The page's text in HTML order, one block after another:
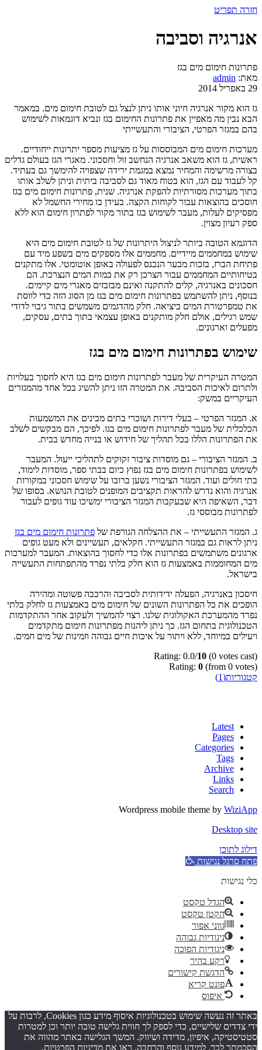
חזרה תפריט
אנרגיה וסביבה
פתרונות חימום מים בגז
מאת: admin
29 באפריל 2014
גז הוא מקור אנרגיה חיוני אותו ניתן לנצל גם לטובת חימום מים. במאמר
הבא נבין מה מאפיין את פתרונות החימום בגז ונביא דוגמאות לשימוש
בהם במגזר הפרטי, הציבורי והתעשייתי
מערכות חימום מים המבוססות על גז מציעות מספר יתרונות ייחודיים.
ראשית, גז הוא משאב אנרגיה הנחשב זול וחסכוני. מאגרי הגז בעולם גדלים
בצורה מרשימה והמחיר נמצא במגמת ירידה שצפויה להימשך גם בעתיד.
קל לעבוד עם הגז, הוא בטוח מאוד גם לסביבה ביתית וניתן לשלב אותו
בתוך מערכות מסורתיות להפקת אנרגיה. שנית, פתרונות חימום מים בגז
חוסכים בהוצאות עבור לקוחות הקצה. בעידן בו מחירי החשמל לא
מפסיקים לעלות, מעבר לשימוש בגז בתור מקור לפתרון חימום הוא ללא
ספק רעיון מצוין.
הדוגמא הטובה ביותר לניצול היתרונות של גז לטובת חימום מים היא
שימוש במחממים מיידיים. מחממים אלו מספקים מים בשפע מיד עם
פתיחת הברז, בזכות מבער הנכנס לפעולה באופן אוטומטי. אלו מתקנים
בטיחותיים המחממים עבור הצרכן רק את כמות המים הנצרכת. הם
חסכונים באנרגיה, קלים להתקנה ואינם מבזבזים מאגרי מים קיימים.
בנוסף, ניתן להשתמש בפתרונות חימום מים בגז מן הסוג הזה כדי לווסת
את טמפרטורת המים ביציאה. חלק מהדגמים משמשים בתור גיבוי לדודי
שמש רגילים, אולם חלק מותקנים באופן עצמאי בתוך בתים, עסקים,
מפעלים וארגונים.
שימוש בפתרונות חימום מים בגז
המטרה העיקרית של מעבר לפתרונות חימום מים בגז היא לחסוך בעלויות
ולתרום לאיכות הסביבה. את המטרה הזו ניתן להשיג בכל אחד מהמגזרים
העיקריים במשק:
א. המגזר הפרטי – בעלי דירות ושוכרי בתים מבינים את המשמעות
הכלכלית של מעבר לפתרונות חימום מים בגז. לפיכך, הם מבקשים לשלב
את הפתרונות הללו בכל תהליך של חידוש או בנייה מחדש בבית.
ב. המגזר הציבורי – גם מוסדות ציבור זקוקים לתהליכי ייעול. המעבר
לשימוש בפתרונות חימום מים בגז נפוץ כיום בבתי ספר, מוסדות לימוד,
בתי חולים ועוד. המגזר הציבורי נשען ברובו על שימוש חסכוני במקורות
אנרגיה והוא נדרש להראות תקציבים המופנים לטובת הנושא. בסופו של
דבר, השאיפה היא שבעקבות המגזר הציבורי ימשיכו עוד גופים לעבור
לפתרונות מבוססי גז.
ג. המגזר התעשייתי – את ההצלחה הגורפת של פתרונות חימום מים בגז
ניתן לראות גם במגזר התעשייתי. חקלאים, תעשיינים ולא מעט גופים
ארגונים משתמשים בפתרונות אלו כדי לחסוך בהוצאות. המעבר למערכות
מים המחוממות באמצעות גז הוא חלק בלתי נפרד מהתפתחות התעשייה
בישראל.
חיסכון באנרגיה, הפעלה ידידותית לסביבה והרכבה פשוטה ומהירה
הופכים את כל הפתרונות השונים של חימום מים באמצעות גז לחלק בלתי
נפרד מהמערכת האקולוגית שלנו. רצוי להמשיך ולעקוב אחר ההתקדמות
הטכנולוגית בתחום הגז. כך ניתן ליהנות מפתרונות חימום מתקדמים
ויעילים במיוחד, ללא ויתור על איכות חיים גבוהה וזמינות של מים חמים.
Rating: 0.0/10 (0 votes cast)
Rating: 0 (from 0 votes)
קטגוריות(1)
Latest
Pages
Categories
Tags
Archive
Links
Search
Wordpress mobile theme by WiziApp
Desktop site
דילוג לתוכן
פתח סרגל נגישות
כלי נגישות
הגדל טקסט
הקטן טקסט
גווני אפור
ניגודיות גבוהה
ניגודיות הפוכה
רקע בהיר
הדגשת קישורים
פונט קריא
איפוס
באתר זה נעשה שימוש בטכנולוגיות איסוף מידע כגון Cookies, לרבות על
ידי צדדים שלישיים, כדי לספק לך חווית גלישה טובה יותר וכן למטרות
סטטיסטיקה, איפיון, מדידה ושיווק. המשך הגלישה באתר מהווה את
הסכמתך לכך. למידע נוסף והרחבה, ראו את מדיניות הפרטיות.